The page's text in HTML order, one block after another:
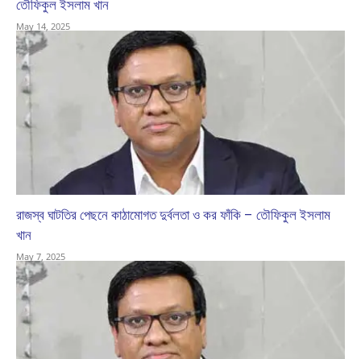
তৌফিকুল ইসলাম খান
May 14, 2025
রাজস্ব ঘাটতির পেছনে কাঠামোগত দুর্বলতা ও কর ফাঁকি – তৌফিকুল ইসলাম
খান
May 7, 2025